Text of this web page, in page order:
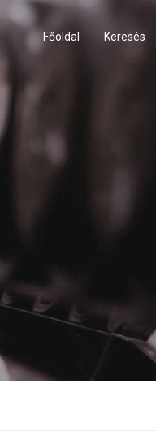
Főoldal Keresés